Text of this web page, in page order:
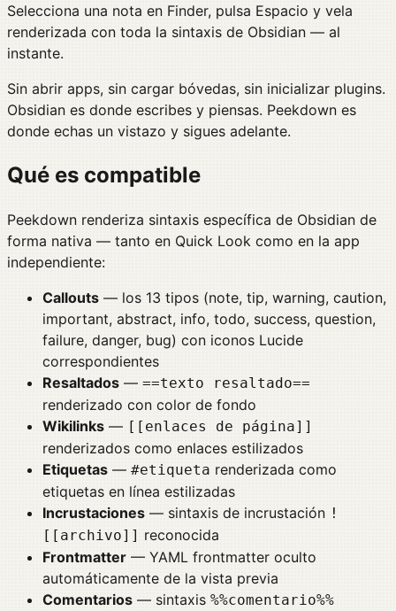
Selecciona una nota en Finder, pulsa Espacio y vela
renderizada con toda la sintaxis de Obsidian — al
instante.
Sin abrir apps, sin cargar bóvedas, sin inicializar plugins.
Obsidian es donde escribes y piensas. Peekdown es
donde echas un vistazo y sigues adelante.
Qué es compatible
Peekdown renderiza sintaxis específica de Obsidian de
forma nativa — tanto en Quick Look como en la app
independiente:
Callouts — los 13 tipos (note, tip, warning, caution,
important, abstract, info, todo, success, question,
failure, danger, bug) con iconos Lucide
correspondientes
Resaltados — ==texto resaltado==
renderizado con color de fondo
Wikilinks — [[enlaces de página]]
renderizados como enlaces estilizados
Etiquetas — #etiqueta renderizada como
etiquetas en línea estilizadas
Incrustaciones — sintaxis de incrustación !
[[archivo]] reconocida
Frontmatter — YAML frontmatter oculto
automáticamente de la vista previa
Comentarios — sintaxis %%comentario%%